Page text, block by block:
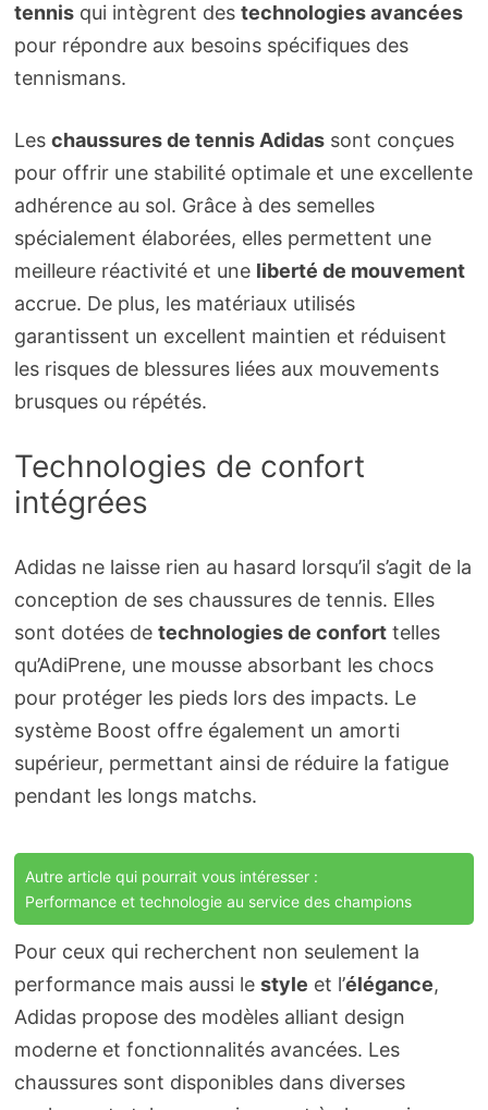
tennisqui intègrent des technologies avancées
pour répondre aux besoins spécifiques des
tennismans.
Les chaussures de tennis Adidassont conçues
pour offrir une stabilité optimale et une excellente
adhérence au sol. Grâce à des semelles
spécialement élaborées, elles permettent une
meilleure réactivité et une liberté de mouvement
accrue. De plus, les matériaux utilisés
garantissent un excellent maintien et réduisent
les risques de blessures liées aux mouvements
brusques ou répétés.
Technologies de confort
intégrées
Adidas ne laisse rien au hasard lorsqu’il s’agit de la
conception de ses chaussures de tennis. Elles
sont dotées de technologies de conforttelles
qu’AdiPrene, une mousse absorbant les chocs
pour protéger les pieds lors des impacts. Le
système Boost offre également un amorti
supérieur, permettant ainsi de réduire la fatigue
pendant les longs matchs.
Autre article qui pourrait vous intéresser :
Performance et technologie au service des champions
Pour ceux qui recherchent non seulement la
performance mais aussi le style et l’élégance,
Adidas propose des modèles alliant design
moderne et fonctionnalités avancées. Les
chaussures sont disponibles dans diverses